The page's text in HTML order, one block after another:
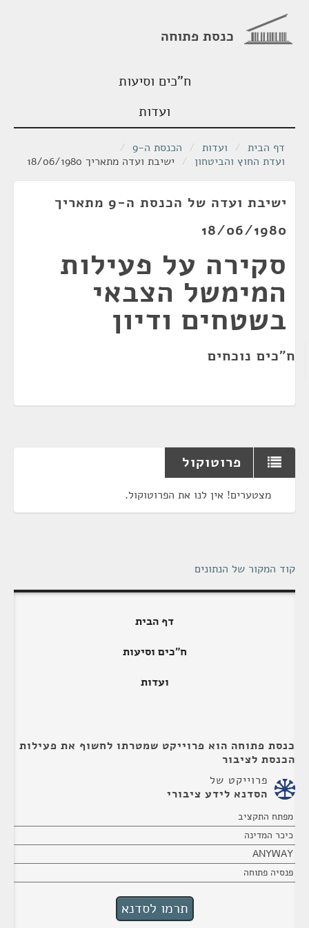
כנסת פתוחה
ח"כים וסיעות
ועדות
דף הבית / ועדות / הכנסת ה-9
/
ועדת החוץ והביטחון / ישיבת ועדה מתאריך 18/06/1980
ישיבת ועדה של הכנסת ה-9 מתאריך
18/06/1980
סקירה על פעילות
המימשל הצבאי
בשטחים ודיון
ח"כים נוכחים
פרוטוקול
מצטערים! אין לנו את הפרוטוקול.
קוד המקור של הנתונים
דף הבית
ח"כים וסיעות
ועדות
כנסת פתוחה הוא פרוייקט שמטרתו לחשוף את פעילות
הכנסת לציבור
פרוייקט של
הסדנא לידע ציבורי
מפתח התקציב
כיכר המדינה
ANYWAY
פנסיה פתוחה